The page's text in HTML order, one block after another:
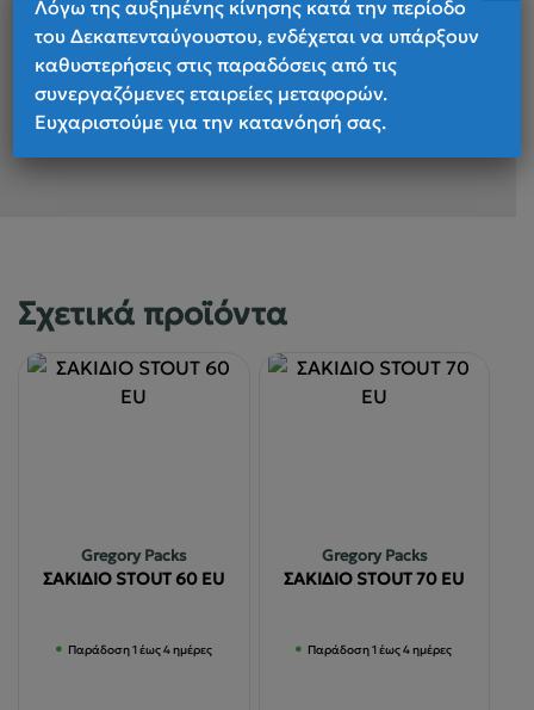
Available in Plus Size with extended
length shoulder straps and hip belts,
plus additional fit revisions to
accommodate larger body shapes
(Stout 45/70, Amber 44/68)
Σχετικά προϊόντα
Gregory Packs
ΣΑΚΙΔΙΟ STOUT 60 EU
Παράδοση 1 έως 4 ημέρες
Gregory Packs
ΣΑΚΙΔΙΟ STOUT 70 EU
Παράδοση 1 έως 4 ημέρες
Λόγω της αυξημένης κίνησης κατά την περίοδο
του Δεκαπενταύγουστου, ενδέχεται να υπάρξουν
καθυστερήσεις στις παραδόσεις από τις
συνεργαζόμενες εταιρείες μεταφορών.
Ευχαριστούμε για την κατανόησή σας.